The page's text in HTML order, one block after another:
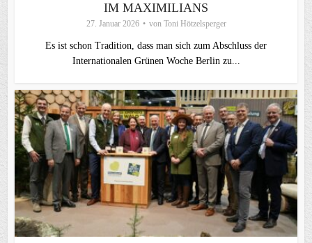
IM MAXIMILIANS
27. Januar 2026 von Toni Hötzelsperger
Es ist schon Tradition, dass man sich zum Abschluss der
Internationalen Grünen Woche Berlin zu...